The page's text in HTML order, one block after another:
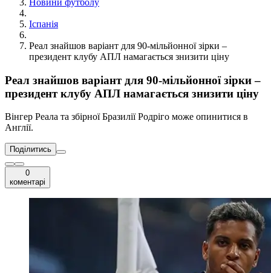
Новини футболу
Іспанія
Реал знайшов варіант для 90-мільйонної зірки –
президент клубу АПЛ намагається знизити ціну
Реал знайшов варіант для 90-мільйонної зірки –
президент клубу АПЛ намагається знизити ціну
Вінгер Реала та збірної Бразилії Родріго може опинитися в
Англії.
Поділитись
0
коментарі